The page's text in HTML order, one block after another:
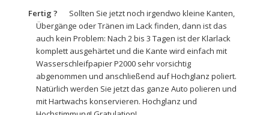
Fertig ?
Sollten Sie jetzt noch irgendwo kleine Kanten,
Übergänge oder Tränen im Lack finden, dann ist das
auch kein Problem: Nach 2 bis 3 Tagen ist der Klarlack
komplett ausgehärtet und die Kante wird einfach mit
WasserschleifpapierP2000 sehr vorsichtig
abgenommen und anschließend auf Hochglanz poliert.
Natürlich werden Sie jetzt das ganze Auto polieren und
mit Hartwachs konservieren. Hochglanz und